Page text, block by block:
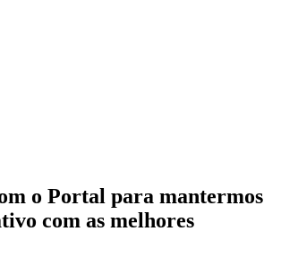
o Portal para mantermos
com as melhores